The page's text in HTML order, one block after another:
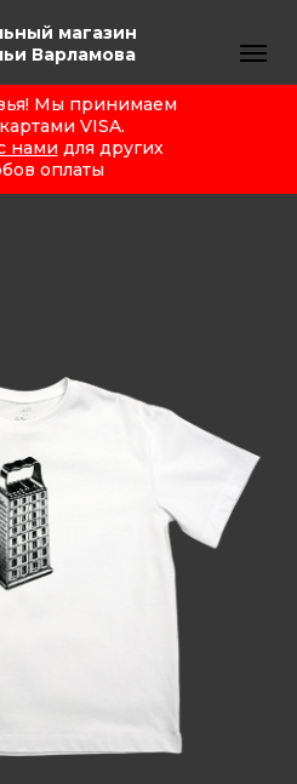
магазин
Варламова
Мы принимаем
VISA.
нами для других
оплаты